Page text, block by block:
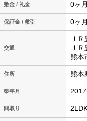
敷金 / 礼金 0ヶ
保証金 / 敷引 0ヶ
交通
Ｊ
Ｊ
熊本
住所 熊本
築年月 2017
間取り